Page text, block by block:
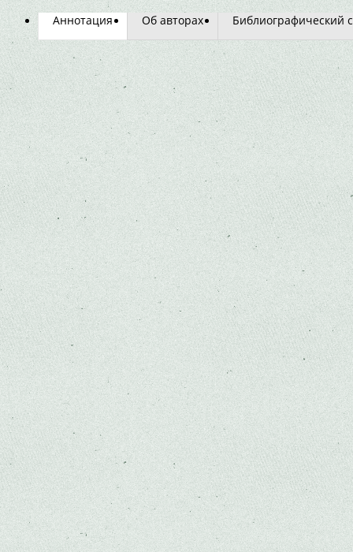
Аннотация Об авторах Библиографический